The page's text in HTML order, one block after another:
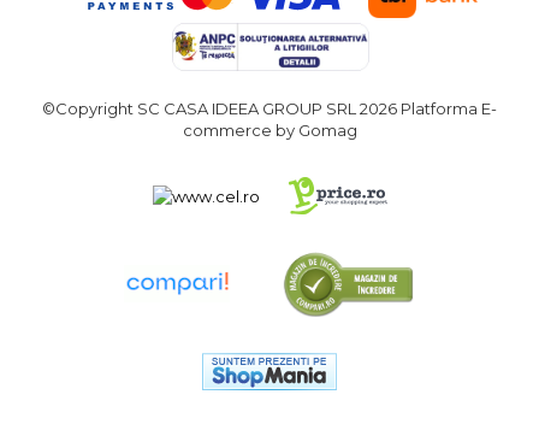
Utilaje Spalat Auto
Masini de Frezat Verticale
Caneluri
Pistoale de Vopsit
Pistol de lipit si accesorii
©Copyright SC CASA IDEEA GROUP SRL 2026 Platforma E-
commerce by Gomag